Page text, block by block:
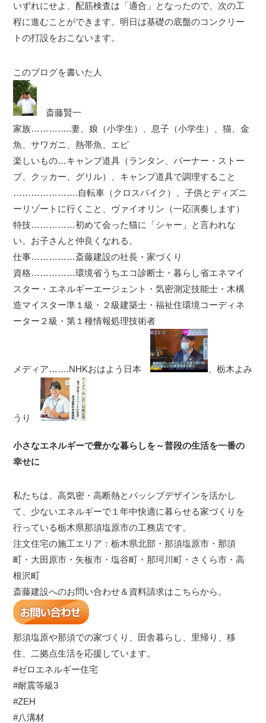
いずれにせよ、配筋検査は「適合」となったので、次の工
程に進むことができます。明日は基礎の底盤のコンクリー
トの打設をおこないます。
このブログを書いた人
斎藤賢一
家族…………..妻、娘（小学生）、息子（小学生）、猫、金
魚、サワガニ、熱帯魚、エビ
楽しいもの…キャンプ道具（ランタン、バーナー・ストー
ブ、クッカー、グリル）、キャンプ道具で調理すること
………………….自転車（クロスバイク）、子供とディズニ
ーリゾートに行くこと、ヴァイオリン（一応演奏します）
特技……………初めて会った猫に「シャー」と言われな
い。お子さんと仲良くなれる。
仕事……………斎藤建設の社長・家づくり
資格……………環境省うちエコ診断士・暮らし省エネマイ
スター・エネルギーエージェント・気密測定技能士・木構
造マイスター準１級・２級建築士・福祉住環境コーディネ
ーター２級・第１種情報処理技術者
メディア…….NHKおはよう日本 、栃木よみ
うり
小さなエネルギーで豊かな暮らしを～普段の生活を一番の
幸せに
私たちは、高気密・高断熱とパッシブデザインを活かし
て、少ないエネルギーで１年中快適に暮らせる家づくりを
行っている栃木県那須塩原市の工務店です。
注文住宅の施工エリア：栃木県北部・那須塩原市・那須
町・大田原市・矢板市・塩谷町・那珂川町・さくら市・高
根沢町
斎藤建設へのお問い合わせ＆資料請求はこちらから。
那須塩原や那須での家づくり、田舎暮らし、里帰り、移
住、二拠点生活を応援しています。
#ゼロエネルギー住宅
#耐震等級3
#ZEH
#八溝材